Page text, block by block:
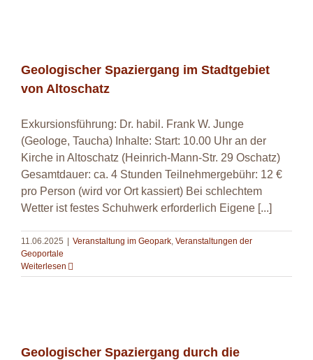
Geologischer Spaziergang im Stadtgebiet
von Altoschatz
Exkursionsführung: Dr. habil. Frank W. Junge
(Geologe, Taucha) Inhalte: Start: 10.00 Uhr an der
Kirche in Altoschatz (Heinrich-Mann-Str. 29 Oschatz)
Gesamtdauer: ca. 4 Stunden Teilnehmergebühr: 12 €
pro Person (wird vor Ort kassiert) Bei schlechtem
Wetter ist festes Schuhwerk erforderlich Eigene [...]
11.06.2025 | Veranstaltung im Geopark Veranstaltungen der
Geoportale
Weiterlesen
Geologischer Spaziergang durch die